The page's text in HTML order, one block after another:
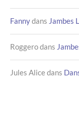
Fannydans Jambes
Roggerodans
Jules Alicedans